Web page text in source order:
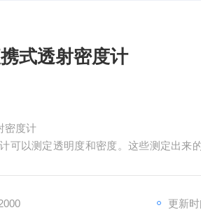
式透射密度计
密度计
可以测定透明度和密度。这些测定出来
更新